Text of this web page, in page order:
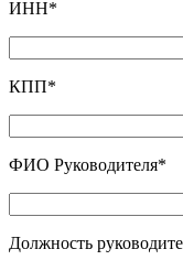
ИНН*
КПП*
ФИО Руководителя*
Должность